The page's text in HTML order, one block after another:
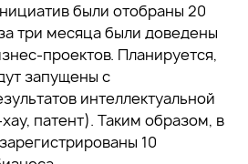
были отобраны 20
три месяца были доведены
проектов. Планируется,
запущены с
интеллектуальной
патент). Таким образом, в
10